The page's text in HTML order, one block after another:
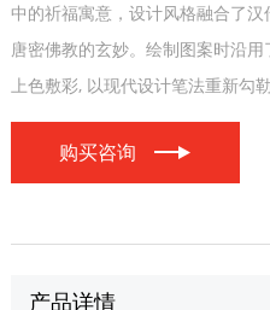
中的祈福寓意，设计风格融合了
唐密佛教的玄妙。绘制图案时沿
上色敷彩, 以现代设计笔法重新勾
购买咨询
产品详情